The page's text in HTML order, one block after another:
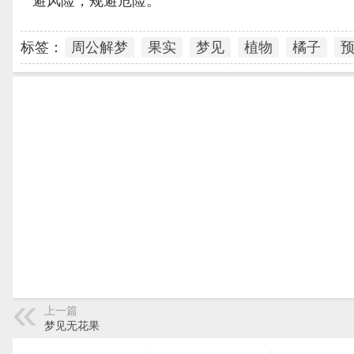
标签： 周公解梦 果实 梦见 植物 橘子
上一篇
梦见无花果